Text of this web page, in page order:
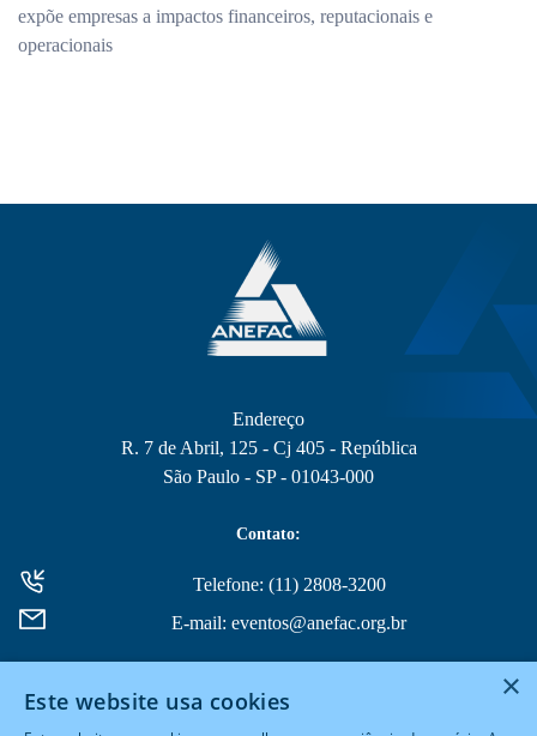
expõe empresas a impactos financeiros, reputacionais e
operacionais
Endereço
R. 7 de Abril, 125 - Cj 405 - República
São Paulo - SP - 01043-000
Contato:
Telefone: (11) 2808-3200
E-mail: eventos@anefac.org.br
×
Este website usa cookies